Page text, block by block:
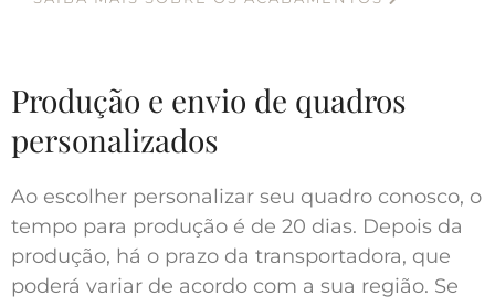
Produção e envio de quadros
personalizados
Ao escolher personalizar seu quadro conosco, o
tempo para produção é de 20 dias. Depois da
produção, há o prazo da transportadora, que
poderá variar de acordo com a sua região. Se